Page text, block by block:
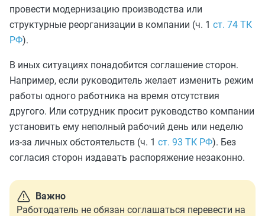
провести модернизацию производства или
структурные реорганизации в компании (ч. 1 ст. 74 ТК
РФ).
В иных ситуациях понадобится соглашение сторон.
Например, если руководитель желает изменить режим
работы одного работника на время отсутствия
другого. Или сотрудник просит руководство компании
установить ему неполный рабочий день или неделю
из-за личных обстоятельств (ч. 1 ст. 93 ТК РФ). Без
согласия сторон издавать распоряжение незаконно.
Важно
Работодатель не обязан соглашаться перевести на